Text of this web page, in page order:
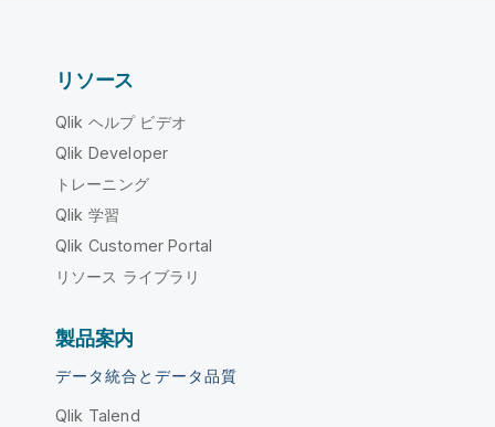
リソース
Qlik ヘルプ ビデオ
Qlik Developer
トレーニング
Qlik 学習
Qlik Customer Portal
リソース ライブラリ
製品案内
データ統合とデータ品質
Qlik Talend